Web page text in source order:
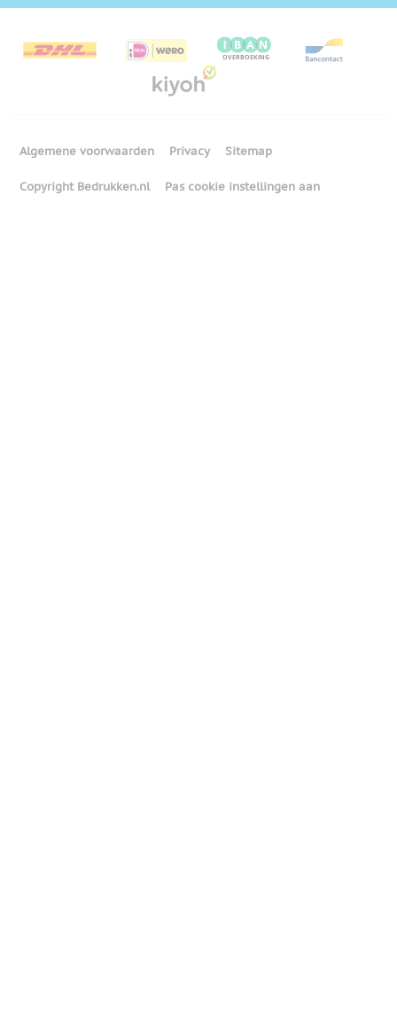
Algemene voorwaarden Privacy Sitemap
Copyright Bedrukken.nl Pas cookie instellingen aan